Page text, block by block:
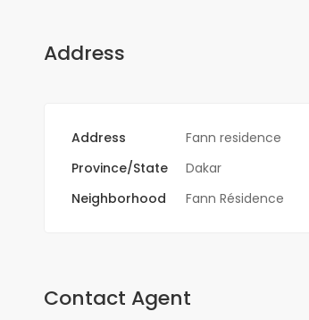
Address
Address
Fann residence
Province/State
Dakar
Neighborhood
Fann Résidence
Contact Agent